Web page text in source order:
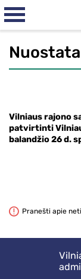
Vilniaus rajono
patvirtinti
balandžio 26 d.
Pranešti apie